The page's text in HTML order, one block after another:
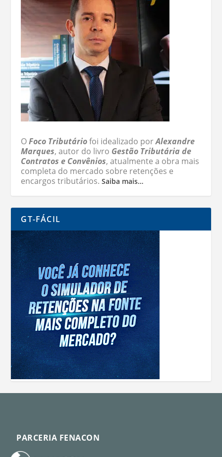
OFoco Tributáriofoi idealizado porAlexandre
Marques, autor do livro Gestão Tributária de
Contratos e Convênios, atualmente a obra mais
completa do mercado sobre retenções e
encargos tributários.Saiba mais…
GT-FÁCIL
PARCERIA FENACON